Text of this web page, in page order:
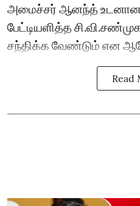
அமைச்சர் ஆனந்த் உடனான
பேட்டியளித்த
சந்திக்க வேண்டும் என
Read